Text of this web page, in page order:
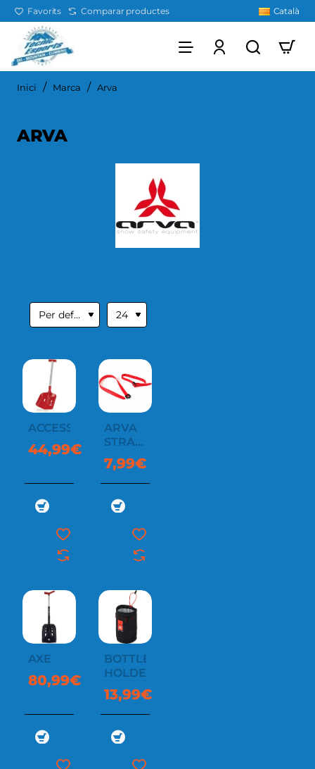
Favorits Comparar productes Català
Inici homeMarca Arva
ARVA
ACCESS
44,99€
ARVA
STRAP
500MM
7,99€
AXE
80,99€
BOTTLE
HOLDER
13,99€